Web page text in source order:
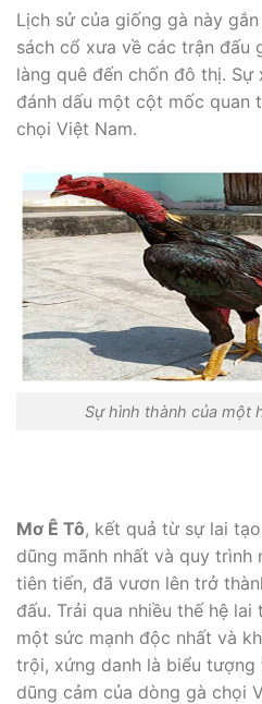
Lịch sử của giống gà này
sách cổ xưa về các trận đấu
làng quê đến chốn đô thị. Sự
đánh dấu một cột mốc quan
chọi Việt Nam.
Sự hình thành của một
Mơ Ê Tô, kết quả từ sự lai
dũng mãnh nhất và quy trình
tiên tiến, đã vươn lên trở
đấu. Trải qua nhiều thế hệ lai
một sức mạnh độc nhất và
trội, xứng danh là biểu tượng
dũng cảm của dòng gà chọi